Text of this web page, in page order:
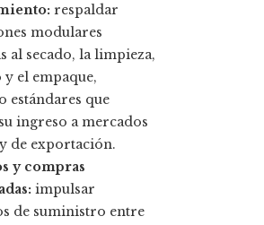
respaldar
modulares
al secado, la limpieza,
y el empaque,
estándares que
ingreso a mercados
de exportación.
y compras
impulsar
de suministro entre